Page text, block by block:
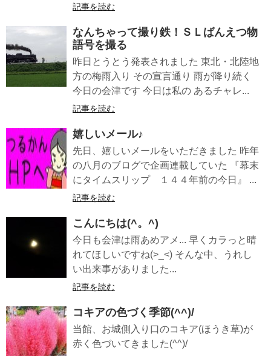
記事を読む
なんちゃって撮り鉄！ＳＬばんえつ物
語号を撮る
昨日とうとう発表されました 東北・北陸地
方の梅雨入り その宣言通り 雨が降り続く
今日の会津です 今日は私の あるチャレ...
記事を読む
嬉しいメール♪
先日、嬉しいメールをいただきました 昨年
の八月のブログで企画連載していた 『幕末
にタイムスリップ １４４年前の今日』 ...
記事を読む
こんにちは(^。^)
今日も会津は雨あめアメ... 早くカラっと晴
れてほしいですね(>_<) そんな中、うれし
い出来事がありました...
記事を読む
コキアの色づく季節(^^)/
当館、お城側入り口のコキア(ほうき草)が
赤く色づいてきました(^^)/